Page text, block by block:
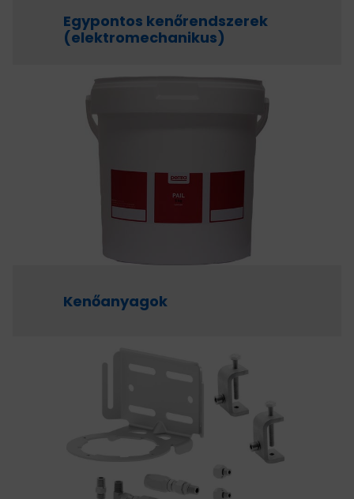
Egypontos kenőrendszerek
(elektromechanikus)
Kenőanyagok